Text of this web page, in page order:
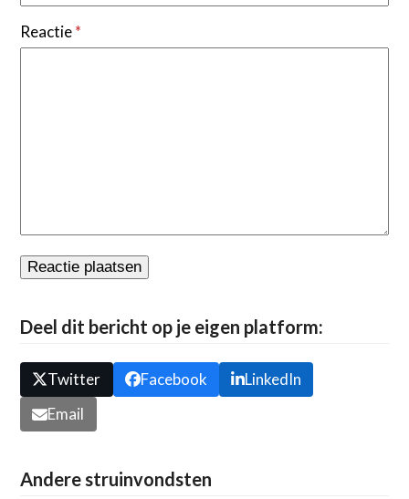
Reactie*
Deel dit bericht op je eigen platform:
Twitter Facebook
LinkedIn
Email
Andere struinvondsten